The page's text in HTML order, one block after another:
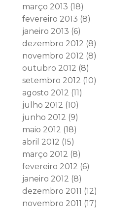
março 2013 (18)
fevereiro 2013 (8)
janeiro 2013 (6)
dezembro 2012 (8)
novembro 2012 (8)
outubro 2012 (8)
setembro 2012 (10)
agosto 2012 (11)
julho 2012 (10)
junho 2012 (9)
maio 2012 (18)
abril 2012 (15)
março 2012 (8)
fevereiro 2012 (6)
janeiro 2012 (8)
dezembro 2011 (12)
novembro 2011 (17)